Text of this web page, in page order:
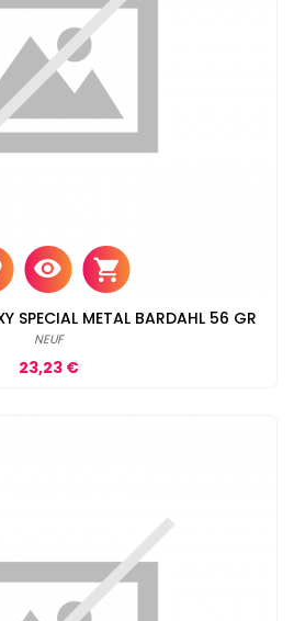
SPECIAL METAL BARDAHL 56 GR
NEUF
Prix
23,23 €